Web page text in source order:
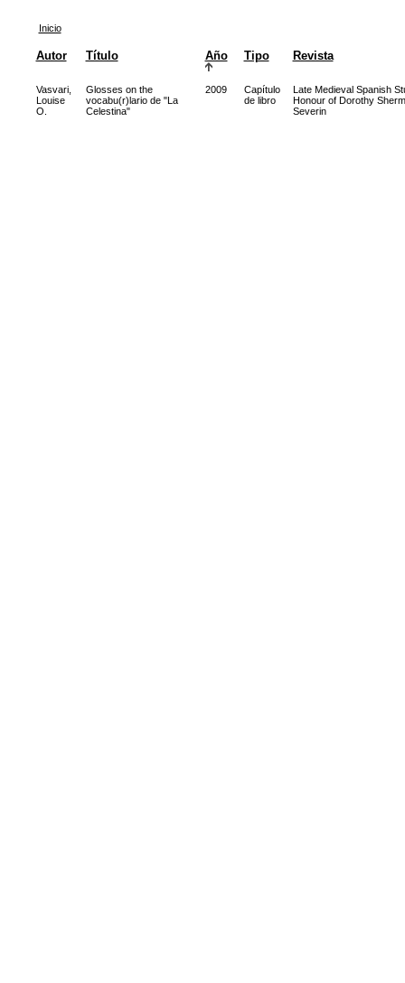
Inicio
Autor Título Año Tipo Revista
Vasvari,
Louise
O.
Glosses on the
vocabu(r)lario de "La
Celestina"
2009
Capítulo
de libro
Late Medieval Spanish
Honour of Dorothy
Severin